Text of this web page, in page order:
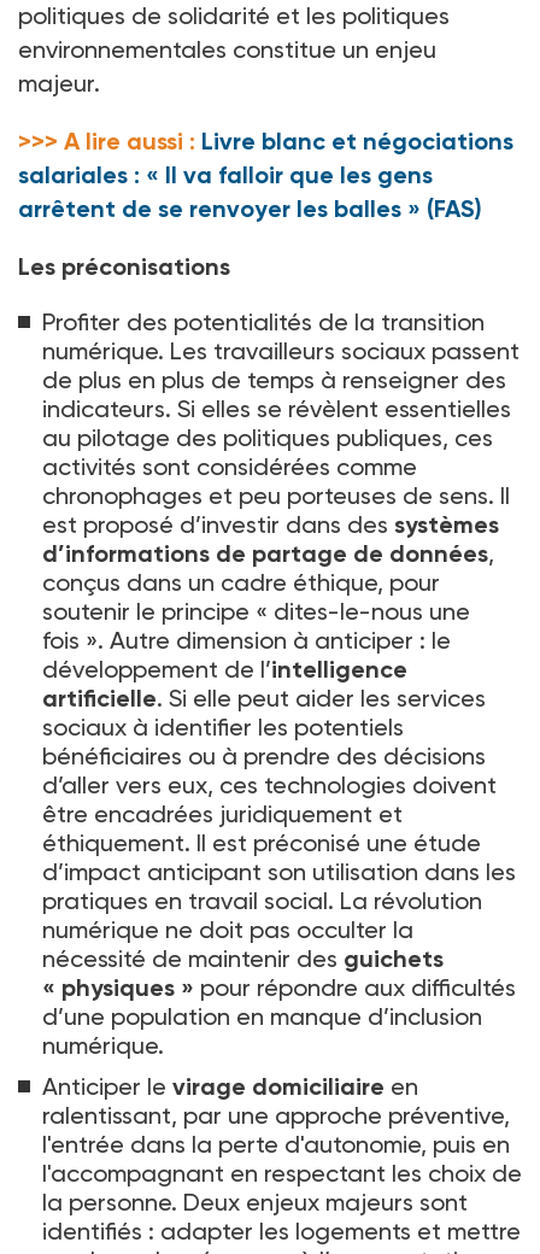
politiques de solidarité et les politiques
environnementales constitue un enjeu
majeur.
>>> A lire aussi : Livre blanc et négociations
salariales : « Il va falloir que les gens
arrêtent de se renvoyer les balles » (FAS)
Les préconisations
Profiter des potentialités de la transition
numérique. Les travailleurs sociaux passent
de plus en plus de temps à renseigner des
indicateurs. Si elles se révèlent essentielles
au pilotage des politiques publiques, ces
activités sont considérées comme
chronophages et peu porteuses de sens. Il
est proposé d’investir dans des systèmes
d’informations de partage de données,
conçus dans un cadre éthique, pour
soutenir le principe « dites-le-nous une
fois ». Autre dimension à anticiper : le
développement de l’intelligence
artificielle. Si elle peut aider les services
sociaux à identifier les potentiels
bénéficiaires ou à prendre des décisions
d’aller vers eux, ces technologies doivent
être encadrées juridiquement et
éthiquement. Il est préconisé une étude
d’impact anticipant son utilisation dans les
pratiques en travail social. La révolution
numérique ne doit pas occulter la
nécessité de maintenir des guichets
« physiques » pour répondre aux difficultés
d’une population en manque d’inclusion
numérique.
Anticiper le virage domiciliaire en
ralentissant, par une approche préventive,
l'entrée dans la perte d'autonomie, puis en
l'accompagnant en respectant les choix de
la personne. Deux enjeux majeurs sont
identifiés : adapter les logements et mettre